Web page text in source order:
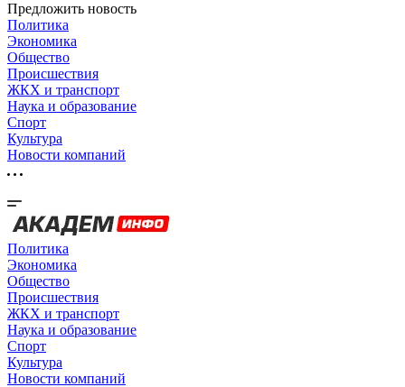
Предложить новость
Политика
Экономика
Общество
Происшествия
ЖКХ и транспорт
Наука и образование
Спорт
Культура
Новости компаний
Политика
Экономика
Общество
Происшествия
ЖКХ и транспорт
Наука и образование
Спорт
Культура
Новости компаний